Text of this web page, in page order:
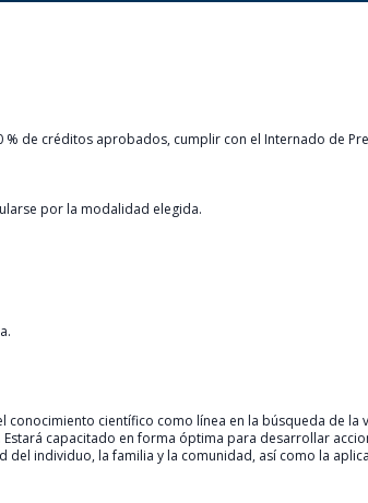
de créditos aprobados, cumplir con el Internado de
por la modalidad elegida.
conocimiento científico como línea en la búsqueda de la
capacitado en forma óptima para desarrollar
individuo, la familia y la comunidad, así como la